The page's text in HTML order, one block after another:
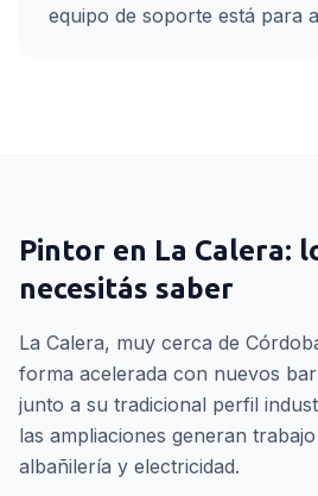
equipo de soporte está para
Pintor en La Calera:
necesitás saber
La Calera, muy cerca de
forma acelerada con nuevos
junto a su tradicional perfil
las ampliaciones generan
albañilería y electricidad.